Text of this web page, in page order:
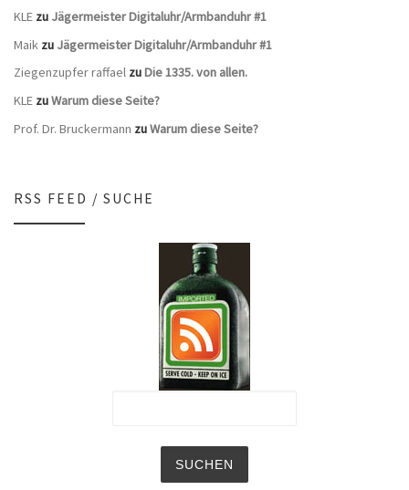
KLE zu Jägermeister Digitaluhr/Armbanduhr #1
Maik zu Jägermeister Digitaluhr/Armbanduhr #1
Ziegenzupfer raffael zuDie 1335. von allen.
KLE zuWarum diese Seite?
Prof. Dr. Bruckermann zuWarum diese Seite?
RSS FEED / SUCHE